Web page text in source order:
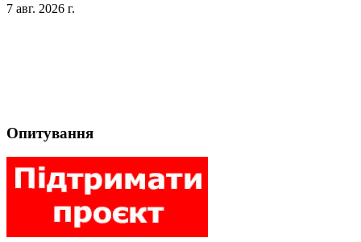
7 авг. 2026 г.
Опитування